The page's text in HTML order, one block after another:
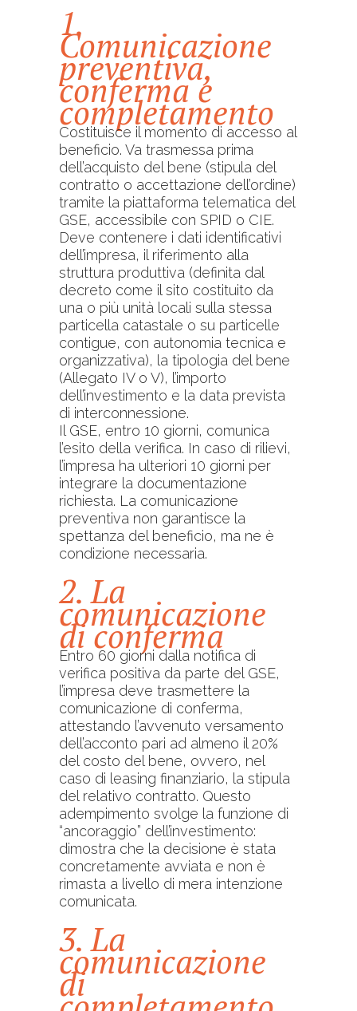
1.
Comunicazione
preventiva,
conferma e
completamento
Costituisce il momento di accesso al
beneficio. Va trasmessa prima
dell’acquisto del bene (stipula del
contratto o accettazione dell’ordine)
tramite la piattaforma telematica del
GSE, accessibile con SPID o CIE.
Deve contenere i dati identificativi
dell’impresa, il riferimento alla
struttura produttiva (definita dal
decreto come il sito costituito da
una o più unità locali sulla stessa
particella catastale o su particelle
contigue, con autonomia tecnica e
organizzativa), la tipologia del bene
(Allegato IV o V), l’importo
dell’investimento e la data prevista
di interconnessione.
Il GSE, entro 10 giorni, comunica
l’esito della verifica. In caso di rilievi,
l’impresa ha ulteriori 10 giorni per
integrare la documentazione
richiesta. La comunicazione
preventiva non garantisce la
spettanza del beneficio, ma ne è
condizione necessaria.
2. La
comunicazione
di conferma
Entro 60 giorni dalla notifica di
verifica positiva da parte del GSE,
l’impresa deve trasmettere la
comunicazione di conferma,
attestando l’avvenuto versamento
dell’acconto pari ad almeno il 20%
del costo del bene, ovvero, nel
caso di leasing finanziario, la stipula
del relativo contratto. Questo
adempimento svolge la funzione di
“ancoraggio” dell’investimento:
dimostra che la decisione è stata
concretamente avviata e non è
rimasta a livello di mera intenzione
comunicata.
3. La
comunicazione
di